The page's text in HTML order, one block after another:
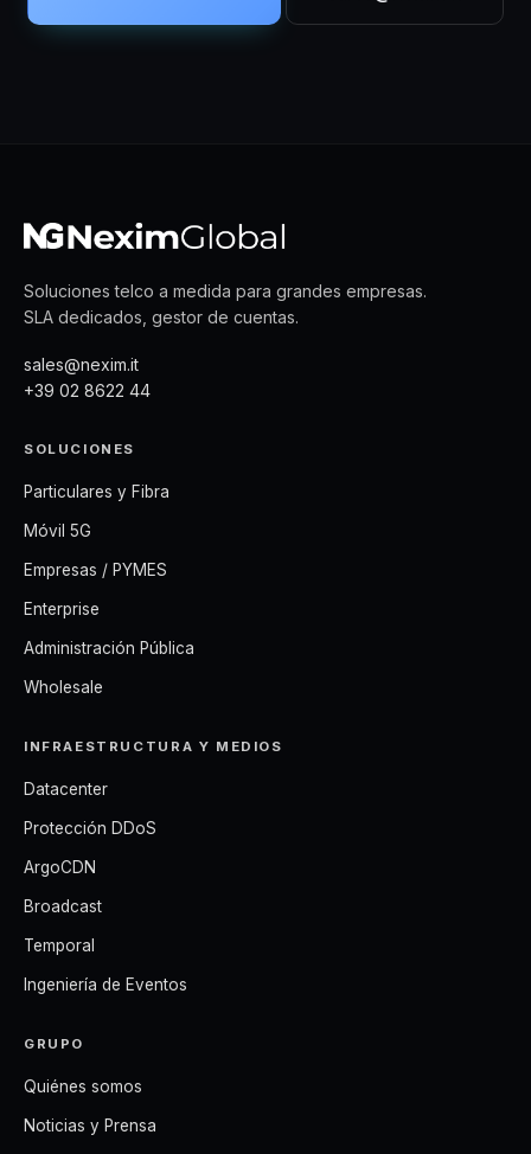
Soluciones telco a medida para grandes empresas.
SLA dedicados, gestor de cuentas.
sales@nexim.it
+39 02 8622 44
SOLUCIONES
Particulares y Fibra
Móvil 5G
Empresas / PYMES
Enterprise
Administración Pública
Wholesale
INFRAESTRUCTURA Y MEDIOS
Datacenter
Protección DDoS
ArgoCDN
Broadcast
Temporal
Ingeniería de Eventos
GRUPO
Quiénes somos
Noticias y Prensa